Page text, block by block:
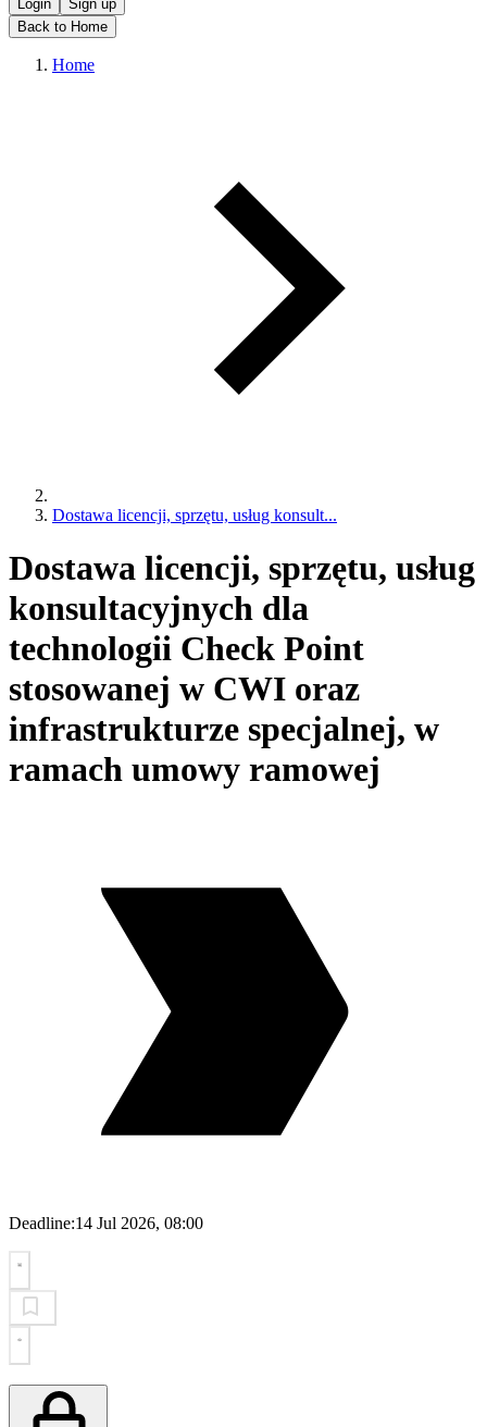
Login
Sign up
Back to Home
Home
Dostawa licencji, sprzętu, usług konsult...
Dostawa licencji, sprzętu, usług
konsultacyjnych dla
technologii Check Point
stosowanej w CWI oraz
infrastrukturze specjalnej, w
ramach umowy ramowej
Deadline:14 Jul 2026, 08:00